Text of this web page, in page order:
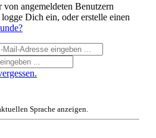
angemeldeten Benutzern
Dich ein, oder erstelle einen
Sprache anzeigen.